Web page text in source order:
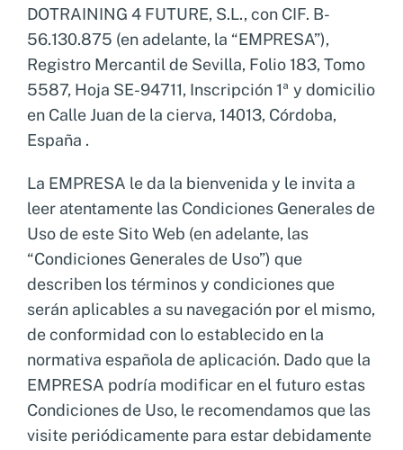
Sistemas de exportación SAE
Asesoramiento en Normativa Internacional
Consultoría Seguridad Alimentaria
Nosotros
Clientes
DOTRAINING 4 FUTURE, S.L., con CIF. B-
56.130.875 (en adelante, la “EMPRESA”),
Registro Mercantil de Sevilla, Folio 183, Tomo
5587, Hoja SE-94711, Inscripción 1ª y domicilio
en Calle Juan de la cierva, 14013, Córdoba,
España .
La EMPRESA le da la bienvenida y le invita a
leer atentamente las Condiciones Generales de
Uso de este Sito Web (en adelante, las
“Condiciones Generales de Uso”) que
describen los términos y condiciones que
serán aplicables a su navegación por el mismo,
de conformidad con lo establecido en la
normativa española de aplicación. Dado que la
EMPRESA podría modificar en el futuro estas
Condiciones de Uso, le recomendamos que las
visite periódicamente para estar debidamente